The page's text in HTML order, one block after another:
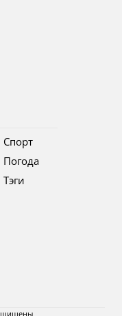
Спорт
Погода
Тэги